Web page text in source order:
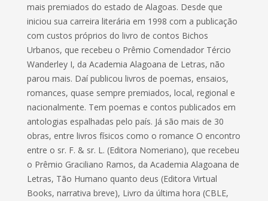
mais premiados do estado de Alagoas. Desde que
iniciou sua carreira literária em 1998 com a publicação
com custos próprios do livro de contos Bichos
Urbanos, que recebeu o Prêmio Comendador Tércio
Wanderley I, da Academia Alagoana de Letras, não
parou mais. Daí publicou livros de poemas, ensaios,
romances, quase sempre premiados, local, regional e
nacionalmente. Tem poemas e contos publicados em
antologias espalhadas pelo país. Já são mais de 30
obras, entre livros físicos como o romance O encontro
entre o sr. F. & sr. L. (Editora Nomeriano), que recebeu
o Prêmio Graciliano Ramos, da Academia Alagoana de
Letras, Tão Humano quanto deus (Editora Virtual
Books, narrativa breve), Livro da última hora (CBLE,